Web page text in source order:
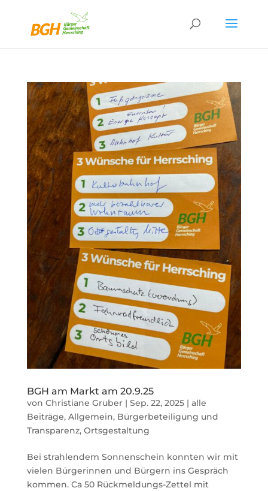
BGH am Markt am 20.9.25
von Christiane Gruber| Sep. 22, 2025| alle
Beiträge, Allgemein, Bürgerbeteiligung und
Transparenz, Ortsgestaltung
Bei strahlendem Sonnenschein konnten wir mit
vielen Bürgerinnen und Bürgern ins Gespräch
kommen. Ca 50 Rückmeldungs-Zettel mit